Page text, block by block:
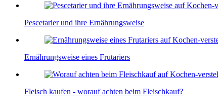
Pescetarier und ihre Ernährungsweise
Ernährungsweise eines Frutariers
Fleisch kaufen - worauf achten beim Fleischkauf?